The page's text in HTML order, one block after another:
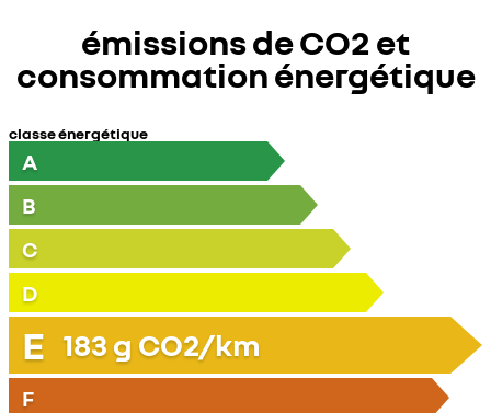
émissions de CO2 et
consommation énergétique
classe énergétique
A
B
C
D
E 183 g CO2/km
F